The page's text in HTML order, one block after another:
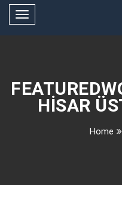
Toggle
HISAR
Home